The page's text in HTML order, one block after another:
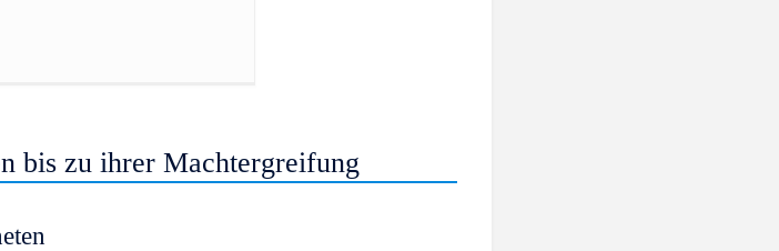
bis zu ihrer Machtergreifung